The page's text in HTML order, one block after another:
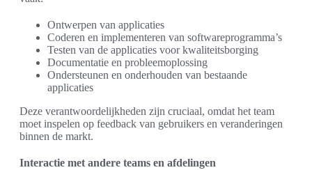
Ontwerpen van applicaties
Coderen en implementeren van softwareprogramma’s
Testen van de applicaties voor kwaliteitsborging
Documentatie en probleemoplossing
Ondersteunen en onderhouden van bestaande
applicaties
Deze verantwoordelijkheden zijn cruciaal, omdat het team
moet inspelen op feedback van gebruikers en veranderingen
binnen de markt.
Interactie met andere teams en afdelingen